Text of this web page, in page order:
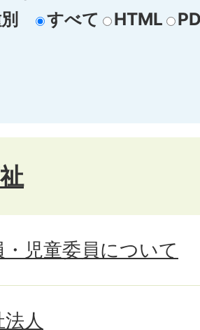
すべて HTML
・児童委員について
人